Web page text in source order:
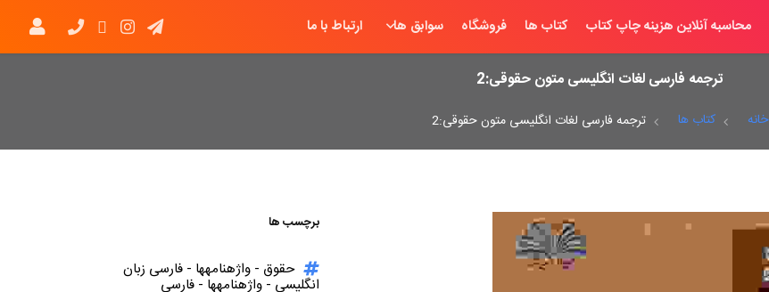
محاسبه آنلاین هزینه چاپ کتاب کتاب ها فروشگاه سوابق ها ارتباط با ما
ترجمه فارسی لغات انگلیسی متون حقوقی:2
خانه کتاب ها ترجمه فارسی لغات انگلیسی متون حقوقی:2
برچسب ها
حقوق - واژهنامهها - فارسی زبان
انگلیسی - واژهنامهها - فارسی